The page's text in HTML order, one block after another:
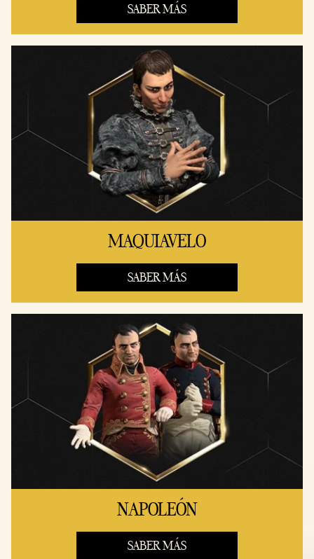
SABER MÁS
MAQUIAVELO
SABER MÁS
NAPOLEÓN
SABER MÁS